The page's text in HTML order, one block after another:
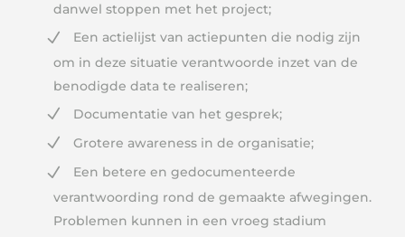
danwel stoppen met het project;
Een actielijst van actiepunten die nodig zijn
om in deze situatie verantwoorde inzet van de
benodigde data te realiseren;
Documentatie van het gesprek;
Grotere awareness in de organisatie;
Een betere en gedocumenteerde
verantwoording rond de gemaakte afwegingen.
Problemen kunnen in een vroeg stadium